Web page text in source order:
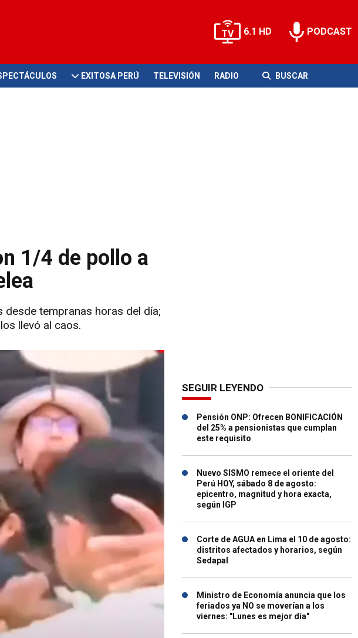
6.1 HD PODCAST
EXITOSA PERÚ TELEVISIÓN RADIO BUSCAR
1/4 de pollo a
tempranas horas del día;
llevó al caos.
SEGUIR LEYENDO
Pensión ONP: Ofrecen BONIFICACIÓN
del 25% a pensionistas que cumplan
este requisito
Nuevo SISMO remece el oriente del
Perú HOY, sábado 8 de agosto:
epicentro, magnitud y hora exacta,
según IGP
Corte de AGUA en Lima el 10 de agosto:
distritos afectados y horarios, según
Sedapal
Ministro de Economía anuncia que los
feriados ya NO se moverían a los
viernes: "Lunes es mejor día"